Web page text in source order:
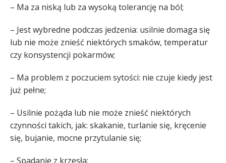
– Ma za niską lub za wysoką tolerancję na ból;
– Jest wybredne podczas jedzenia: usilnie domaga się
lub nie może znieść niektórych smaków, temperatur
czy konsystencji pokarmów;
– Ma problem z poczuciem sytości: nie czuje kiedy jest
już pełne;
– Usilnie pożąda lub nie może znieść niektórych
czynności takich, jak: skakanie, turlanie się, kręcenie
się, bujanie, mocne przytulanie się;
– Spadanie z krzesła;